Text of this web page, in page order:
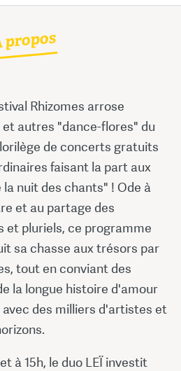
propos
Rhizomes arrose
et autres "dance-flores" du
de concerts gratuits
faisant la part aux
nuit des chants" ! Ode à
et au partage des
et pluriels, ce programme
sa chasse aux trésors par
tout en conviant des
la longue histoire d'amour
avec des milliers d'artistes et
à 15h, le duo LEÏ investit